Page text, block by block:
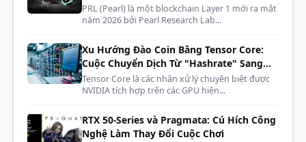
Băng thông lớn
Ram desktop Lexar THOR 16GB 3200MHzsở hữu tốc
độ băng thông lên tới 3200MHz, giúp gia tăng hiệu
và hiệu quả.
PRL (Pearl) là một blockchain Layer 1 mới ra mắt
năm 2026 bởi Pearl Research Lab...
Xu Hướng Đào Coin Bằng Tensor Core:
Cuộc Chuyển Dịch Từ "Hashrate" Sang
"AI Compute"
Tensor Core là các nhân xử lý chuyên biệt được
NVIDIA tích hợp trên các GPU hiện...
RTX 50-Series và Pragmata: Cú Hích Công
Nghệ Làm Thay Đổi Cuộc Chơi